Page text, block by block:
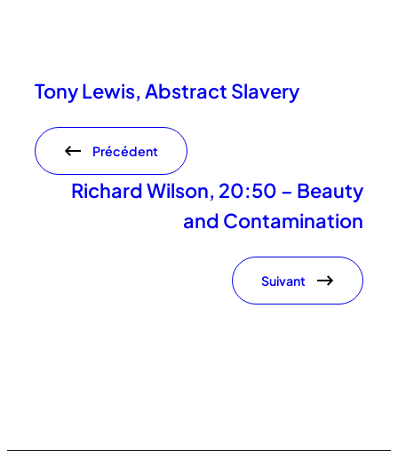
Tony Lewis, Abstract Slavery
Précédent
Richard Wilson, 20:50 – Beauty
and Contamination
Suivant